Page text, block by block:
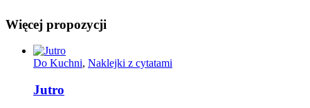
Więcej propozycji
Do Kuchni, Naklejki z cytatami
Jutro